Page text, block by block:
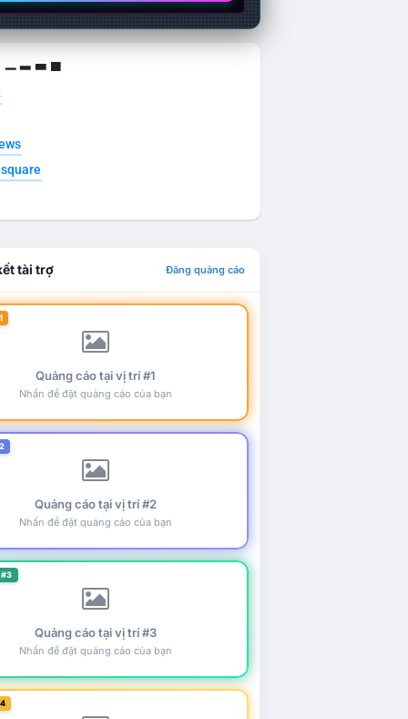
▁ ▂ ▃ ▄
tài trợ Đăng quảng cáo
Quảng cáo tại vị trí #1
Nhấn để đặt quảng cáo của bạn
Quảng cáo tại vị trí #2
Nhấn để đặt quảng cáo của bạn
Quảng cáo tại vị trí #3
Nhấn để đặt quảng cáo của bạn